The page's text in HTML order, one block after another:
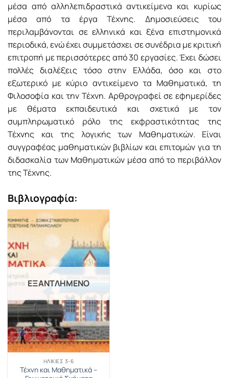
µέσα από αλληλεπιδραστικά αντικείµενα και κυρίως
µέσα από τα έργα Τέχνης. Δηµοσιεύσεις του
περιλαµβάνονται σε ελληνικά και ξένα επιστηµονικά
περιοδικά, ενώ έχει συµµετάσχει σε συνέδρια µε κριτική
επιτροπή µε περισσότερες από 30 εργασίες. Έχει δώσει
πολλές διαλέξεις τόσο στην Ελλάδα, όσο και στο
εξωτερικό µε κύριο αντικείµενο τα Μαθηµατικά, τη
Φιλοσοφία και την Τέχνη. Αρθρογραφεί σε εφηµερίδες
µε θέµατα εκπαιδευτικά και σχετικά µε τον
συµπληρωµατικό ρόλο της εκφραστικότητας της
Τέχνης και της λογικής των Μαθηµατικών. Είναι
συγγραφέας µαθηµατικών βιβλίων και επιτοµών για τη
διδασκαλία των Μαθηµατικών µέσα από το περιβάλλον
της Τέχνης.
Βιβλιογραφία:
ΕΞΑΝΤΛΗΜΈΝΟ
ΗΛΙΚΊΕΣ 3-6
Τέχνη και Μαθηματικά –